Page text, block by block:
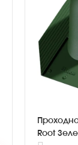
Root